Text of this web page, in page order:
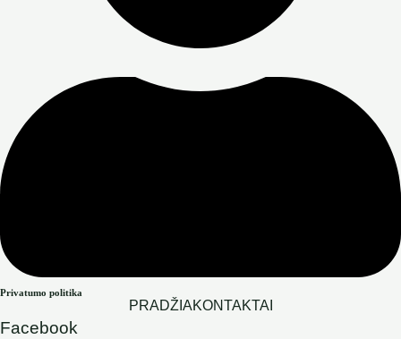
Privatumo politika
PRADŽIAKONTAKTAI
Facebook